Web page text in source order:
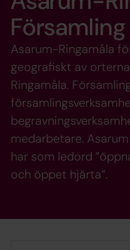
Församling
Asarum-Ringamåla
geografiskt av
Ringamåla.
medarbetare.
har som ledord
och öppet hjärta”.